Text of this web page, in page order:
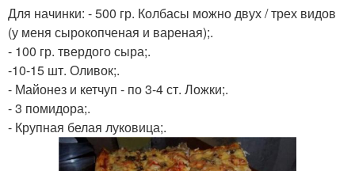
Для начинки: - 500 гр. Колбасы можно двух / трех видов
(у меня сырокопченая и вареная);.
- 100 гр. твердого сыра;.
-10-15 шт. Оливок;.
- Майонез и кетчуп - по 3-4 ст. Ложки;.
- 3 помидора;.
- Крупная белая луковица;.